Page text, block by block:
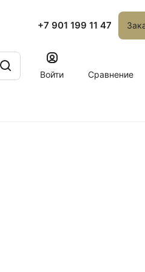
+7 901 199 11 47
Войти
Сравнение